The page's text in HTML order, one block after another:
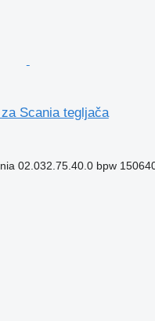
Scania tegljača
02.032.75.40.0 bpw